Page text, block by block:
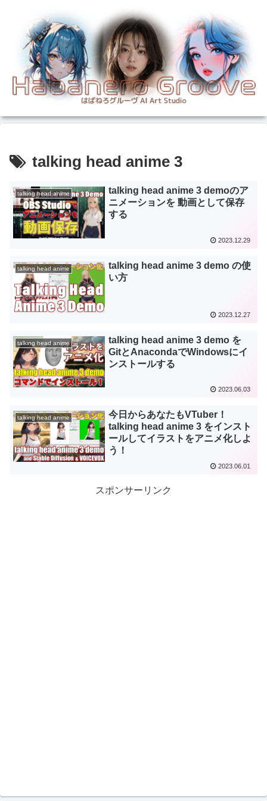
talking head anime 3
talking head anime
talking head anime 3 demoのア
ニメーションを 動画として保存
する
2023.12.29
talking head anime
talking head anime 3 demo の使
い方
2023.12.27
talking head anime
talking head anime 3 demo を
GitとAnacondaでWindowsにイ
ンストールする
2023.06.03
talking head anime
今日からあなたもVTuber！
talking head anime 3 をインスト
ールしてイラストをアニメ化しよ
う！
2023.06.01
スポンサーリンク